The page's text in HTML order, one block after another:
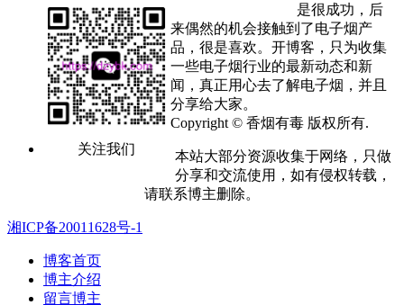
关注我们
是很成功，后
来偶然的机会接触到了电子烟产
品，很是喜欢。开博客，只为收集
一些电子烟行业的最新动态和新
闻，真正用心去了解电子烟，并且
分享给大家。
Copyright © 香烟有毒 版权所有.
本站大部分资源收集于网络，只做
分享和交流使用，如有侵权转载，
请联系博主删除。
湘ICP备20011628号-1
博客首页
博主介绍
留言博主